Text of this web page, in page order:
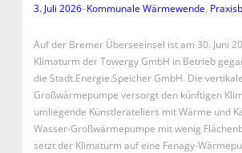
3. Juli 2026–Kommunale Wärmewende,
Auf der Bremer Überseeinsel ist am 30. Juni
Klimaturm der Towergy GmbH in Betrieb
die Stadt.Energie.Speicher GmbH. Die
Großwärmepumpe versorgt den künftigen
umliegende Künstlerateliers mit Wärme und
Wasser-Großwärmepumpe mit wenig
setzt der Klimaturm auf eine Fenagy-